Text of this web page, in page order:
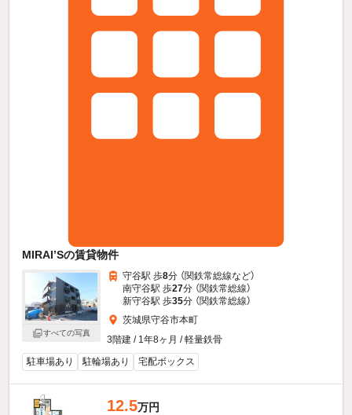
MIRAI’Sの賃貸物件
すべての写真
守谷駅 歩8分 （関鉄常総線など）
南守谷駅 歩27分 （関鉄常総線）
新守谷駅 歩35分 （関鉄常総線）
茨城県守谷市本町
3階建 / 1年8ヶ月 / 軽量鉄骨
駐車場あり
駐輪場あり 宅配ボックス
12.5万円